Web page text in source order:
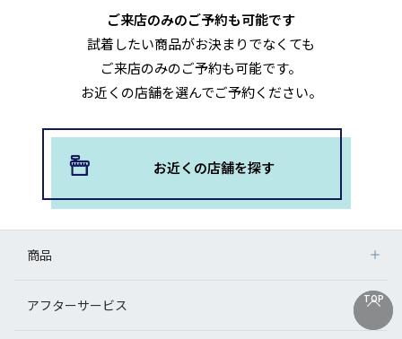
ご来店のみのご予約も可能です
試着したい商品がお決まりでなくても
ご来店のみのご予約も可能です。
お近くの店舗を選んでご予約ください。
お近くの店舗を探す
TOP
TOP
商品
アフターサービス